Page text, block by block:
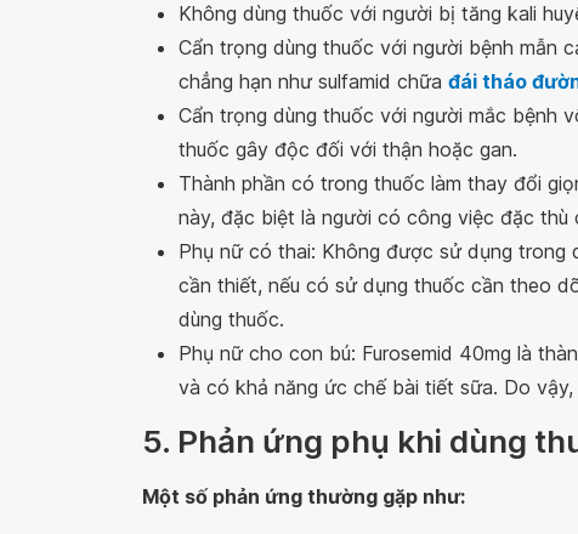
Không dùng thuốc với người bị tăng kali
Cẩn trọng dùng thuốc với người bệnh mẫn
chẳng hạn như sulfamid chữa đái tháo
Cẩn trọng dùng thuốc với người mắc bệnh
thuốc gây độc đối với thận hoặc gan.
Thành phần có trong thuốc làm thay đổi
này, đặc biệt là người có công việc đặc thù
Phụ nữ có thai: Không được sử dụng
cần thiết, nếu có sử dụng thuốc cần theo
dùng thuốc.
Phụ nữ cho con bú: Furosemid 40mg là
và có khả năng ức chế bài tiết sữa. Do
5. Phản ứng phụ khi dùng
Một số phản ứng thường gặp như: